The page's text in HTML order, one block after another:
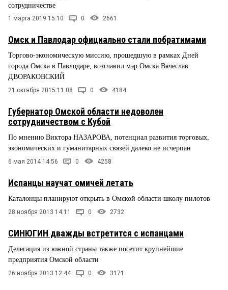
сотрудничестве
1 марта 2019 15:10 0 2661
Омск и Павлодар официально стали побратимами
Торгово-экономическую миссию, прошедшую в рамках Дней
города Омска в Павлодаре, возглавил мэр Омска Вячеслав
ДВОРАКОВСКИЙ
21 октября 2015 11:08 0 4184
Губернатор Омской области недоволен
сотрудничеством с Кубой
По мнению Виктора НАЗАРОВА, потенциал развития торговых,
экономических и гуманитарных связей далеко не исчерпан
6 мая 2014 14:56 0 4258
Испанцы научат омичей летать
Каталонцы планируют открыть в Омской области школу пилотов
28 ноября 2013 14:11 0 2732
СИНЮГИН дважды встретится с испанцами
Делегация из южной страны также посетит крупнейшие
предприятия Омской области
26 ноября 2013 12:44 0 3171